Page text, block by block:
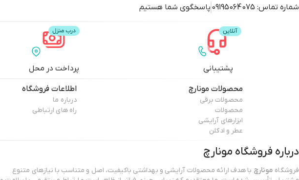
شماره تماس: 09195064075 پاسخگوی شما هستیم
پشتیبانی پرداخت در محل
محصولات مونارچ
محصولات برقی
محصولات
ابزارهای آرایشی
عطر و ادکلن
اطلاعات فروشگاه
درباره ما
راه های ارتباطی
درباره فروشگاه مونارچ
فروشگاه مونارچ با هدف ارائه محصولات آرایشی و بهداشتی باکیفیت، اصل و متناسب با نیازهای متنوع